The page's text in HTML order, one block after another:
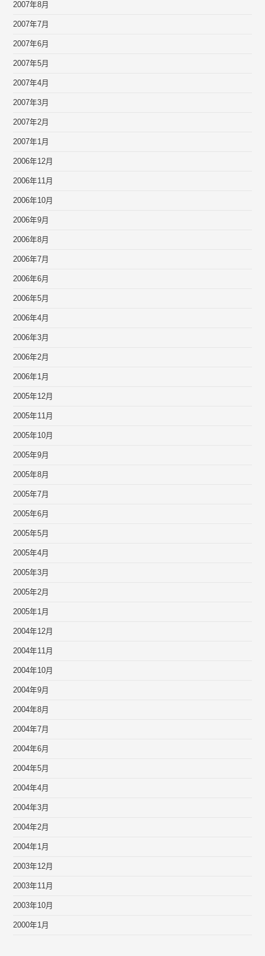
2007年8月
2007年7月
2007年6月
2007年5月
2007年4月
2007年3月
2007年2月
2007年1月
2006年12月
2006年11月
2006年10月
2006年9月
2006年8月
2006年7月
2006年6月
2006年5月
2006年4月
2006年3月
2006年2月
2006年1月
2005年12月
2005年11月
2005年10月
2005年9月
2005年8月
2005年7月
2005年6月
2005年5月
2005年4月
2005年3月
2005年2月
2005年1月
2004年12月
2004年11月
2004年10月
2004年9月
2004年8月
2004年7月
2004年6月
2004年5月
2004年4月
2004年3月
2004年2月
2004年1月
2003年12月
2003年11月
2003年10月
2000年1月